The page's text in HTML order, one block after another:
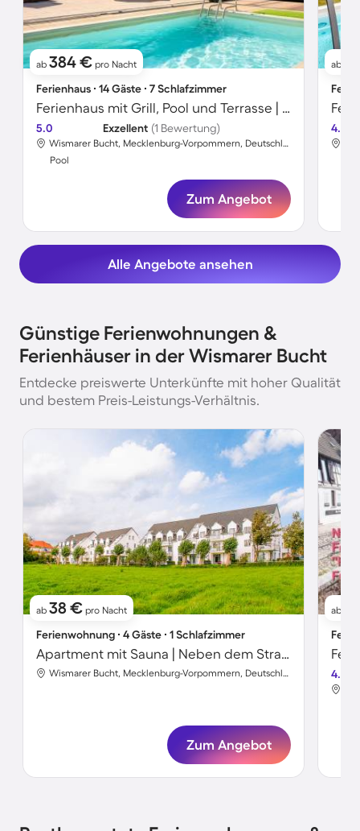
ab 384 € pro Nacht
Ferienhaus ∙ 14 Gäste ∙ 7 Schlafzimmer
Ferienhaus mit Grill, Pool und Terrasse | Seeblick
5.0 Exzellent (1 Bewertung)
Wismarer Bucht, Mecklenburg-Vorpommern, Deutschland
Pool
Zum Angebot
ab
4.5
Alle Angebote ansehen
Günstige Ferienwohnungen &
Ferienhäuser in der Wismarer Bucht
Entdecke preiswerte Unterkünfte mit hoher Qualität
und bestem Preis-Leistungs-Verhältnis.
ab 38 € pro Nacht
Ferienwohnung ∙ 4 Gäste ∙ 1 Schlafzimmer
Apartment mit Sauna | Neben dem Strand
Wismarer Bucht, Mecklenburg-Vorpommern, Deutschland
Zum Angebot
ab
4.4